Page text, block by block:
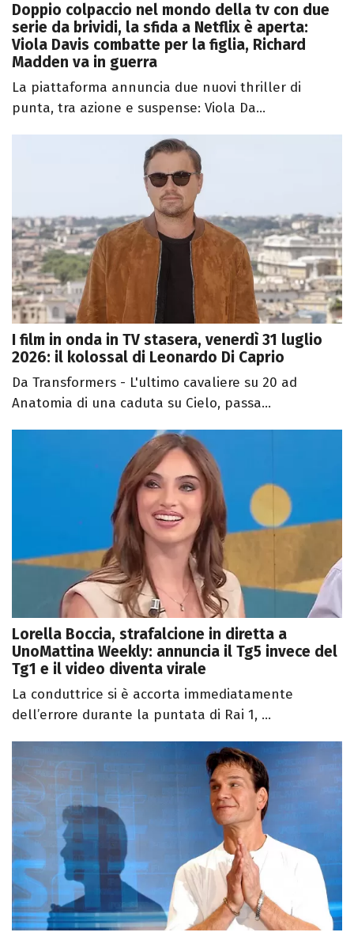
Doppio colpaccio nel mondo della tv con due
serie da brividi, la sfida a Netflix è aperta:
Viola Davis combatte per la figlia, Richard
Madden va in guerra
La piattaforma annuncia due nuovi thriller di
punta, tra azione e suspense: Viola Da...
I film in onda in TV stasera, venerdì 31 luglio
2026: il kolossal di Leonardo Di Caprio
Da Transformers - L'ultimo cavaliere su 20 ad
Anatomia di una caduta su Cielo, passa...
Lorella Boccia, strafalcione in diretta a
UnoMattina Weekly: annuncia il Tg5 invece del
Tg1 e il video diventa virale
La conduttrice si è accorta immediatamente
dell’errore durante la puntata di Rai 1, ...